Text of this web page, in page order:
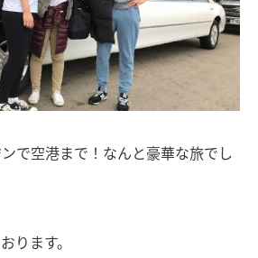
で空港まで！なんと豪華な旅でし
ります。